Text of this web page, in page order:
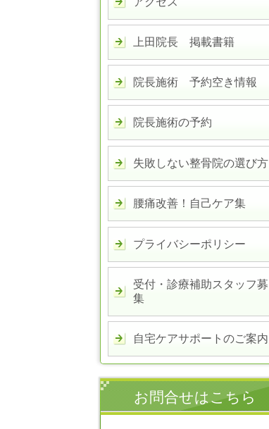
上田院長 掲載書籍
院長施術 予約空き情報
院長施術の予約
失敗しない整骨院の選び方
腰痛改善！自己ケア集
プライバシーポリシー
受付・診療補助スタッフ募
集
自宅ケアサポートのご案内
お問合せはこちら